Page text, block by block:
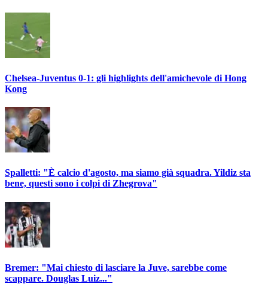
Chelsea-Juventus 0-1: gli highlights dell'amichevole di Hong
Kong
Spalletti: "È calcio d'agosto, ma siamo già squadra. Yildiz sta
bene, questi sono i colpi di Zhegrova"
Bremer: "Mai chiesto di lasciare la Juve, sarebbe come
scappare. Douglas Luiz..."